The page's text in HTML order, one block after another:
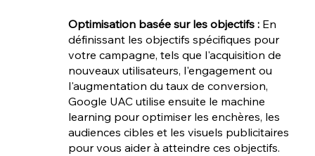
Optimisation basée sur les objectifs : En
définissant les objectifs spécifiques pour
votre campagne, tels que l'acquisition de
nouveaux utilisateurs, l'engagement ou
l'augmentation du taux de conversion,
Google UAC utilise ensuite le machine
learning pour optimiser les enchères, les
audiences cibles et les visuels publicitaires
pour vous aider à atteindre ces objectifs.